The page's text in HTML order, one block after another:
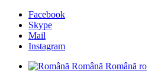
Facebook
Skype
Mail
Instagram
Română Română ro